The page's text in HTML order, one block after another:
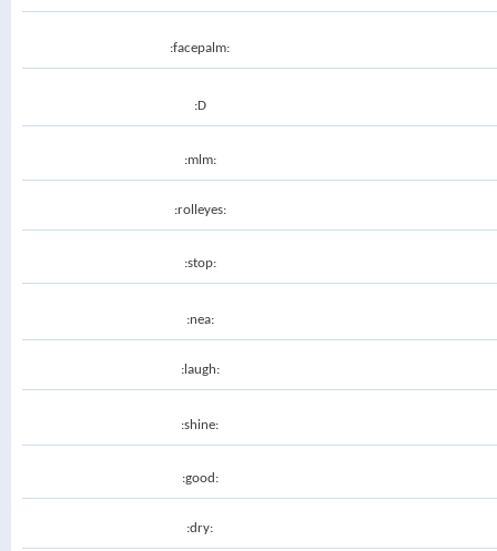
:facepalm:
:D
:mlm:
:rolleyes:
:stop:
:nea:
:laugh:
:shine:
:good:
:dry: